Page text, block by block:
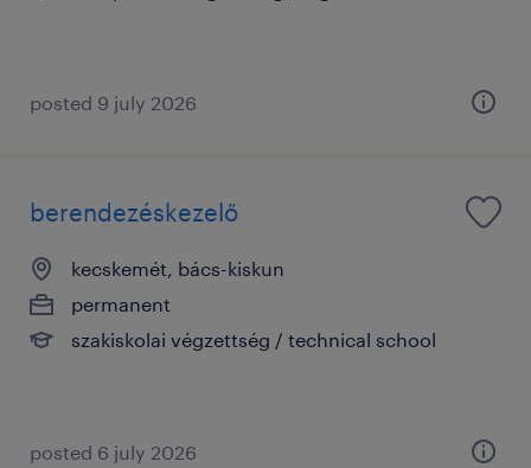
posted 9 july 2026
berendezéskezelő
kecskemét, bács-kiskun
permanent
szakiskolai végzettség / technical school
posted 6 july 2026